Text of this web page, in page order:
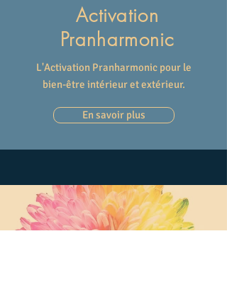
Activation
Pranharmonic
L'Activation Pranharmonic pour le
bien-être intérieur et extérieur.
En savoir plus